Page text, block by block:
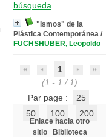
búsqueda
"Ismos" de la
Plástica Contemporánea /
FUCHSHUBER, Leopoldo
1
(1 - 1 / 1)
Par page :
25
50
100 200
Enlace hacia otro
sitio
Biblioteca